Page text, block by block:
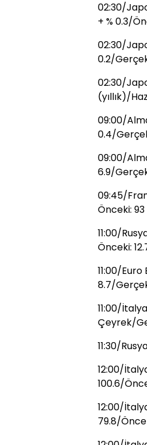
02:30/
+ % 0.3/
02:30/
0.2/
02:30/
(yıllık)/
09:00/
0.4/
09:00/
6.9/
09:45/
Önceki: 93
11:00/
Önceki:
11:00/
8.7/
11:00/
Çeyrek/
11:30/
12:00/
100.6/
12:00/
79.8/